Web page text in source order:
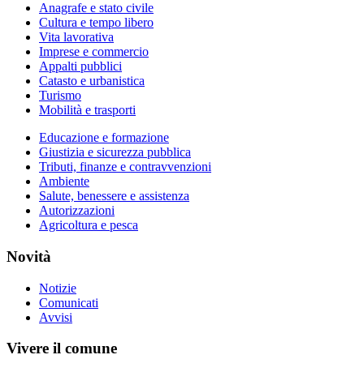
Anagrafe e stato civile
Cultura e tempo libero
Vita lavorativa
Imprese e commercio
Appalti pubblici
Catasto e urbanistica
Turismo
Mobilità e trasporti
Educazione e formazione
Giustizia e sicurezza pubblica
Tributi, finanze e contravvenzioni
Ambiente
Salute, benessere e assistenza
Autorizzazioni
Agricoltura e pesca
Novità
Notizie
Comunicati
Avvisi
Vivere il comune